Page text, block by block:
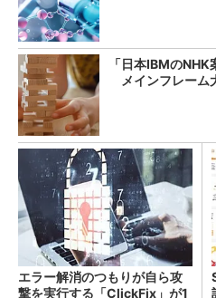
「日本IBMのNHK
メインフレーム
エラー解消のつもりが自ら攻
撃を実行する「ClickFix」が1